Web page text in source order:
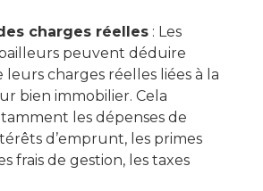
charges réelles : Les
peuvent déduire
leurs charges réelles liées à la
bien immobilier. Cela
les dépenses de
d’emprunt, les primes
frais de gestion, les taxes